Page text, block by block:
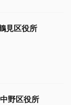
見区役所
野区役所